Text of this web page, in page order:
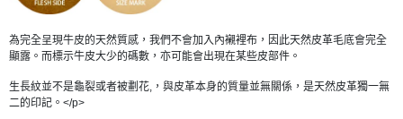
為完全呈現牛皮的天然質感，我們不會加入內襯裡布，因此天然皮革毛底會完全
顯露。而標示牛皮大少的碼數，亦可能會出現在某些皮部件。
生長紋並不是龜裂或者被劃花,，與皮革本身的質量並無關係，是天然皮革獨一無
二的印記。</p>